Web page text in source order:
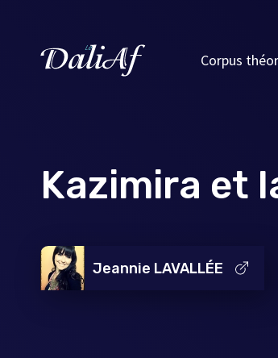
Corpus
Kazimira et
Jeannie LAVALLÉE